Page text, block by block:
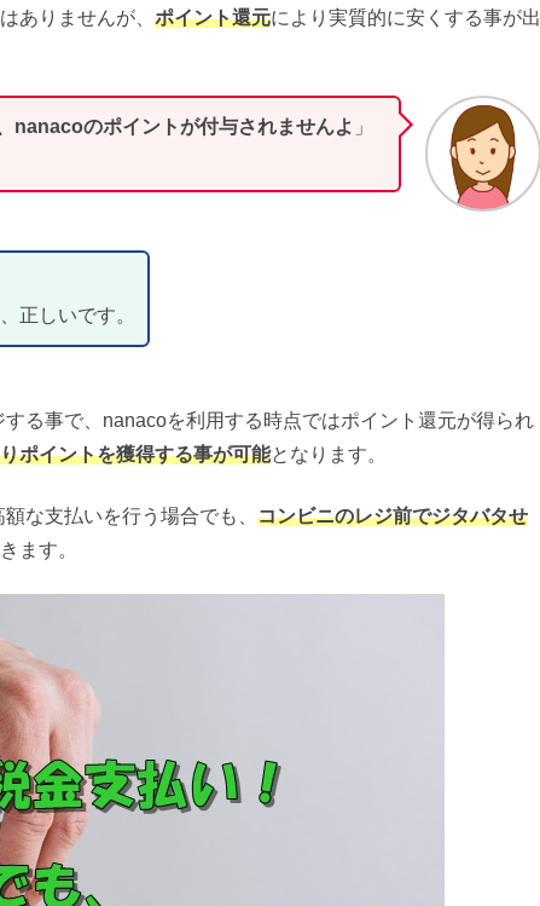
ありませんが、 ポイント還元により実質的に安くする事が出
nanacoのポイントが付与されませんよ 」
正しいです。
る事で、nanacoを利用する時点ではポイント還元が得られ
ポイントを獲得する事が可能となります。
な支払いを行う場合でも、 コンビニのレジ前でジタバタせ
ます。